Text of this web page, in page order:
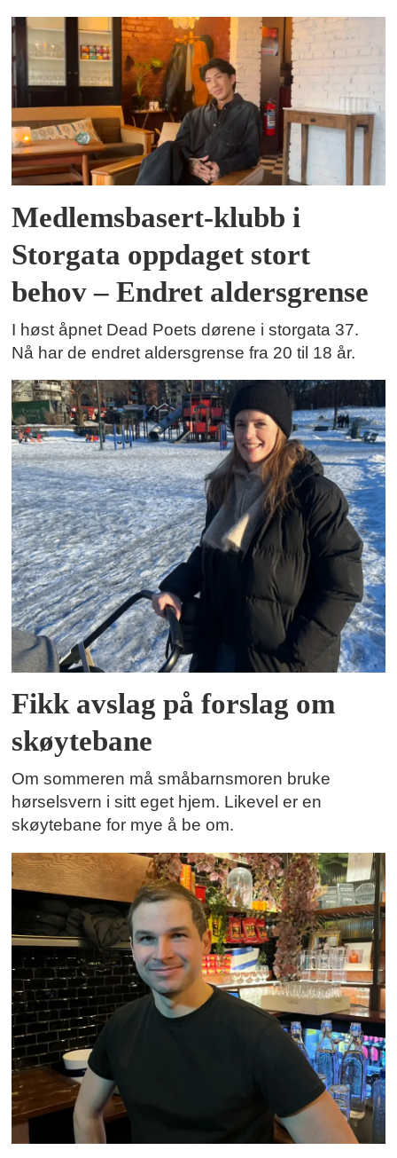
Medlemsbasert-klubb i
Storgata oppdaget stort
behov – Endret aldersgrense
I høst åpnet Dead Poets dørene i storgata 37.
Nå har de endret aldersgrense fra 20 til 18 år.
Fikk avslag på forslag om
skøytebane
Om sommeren må småbarnsmoren bruke
hørselsvern i sitt eget hjem. Likevel er en
skøytebane for mye å be om.